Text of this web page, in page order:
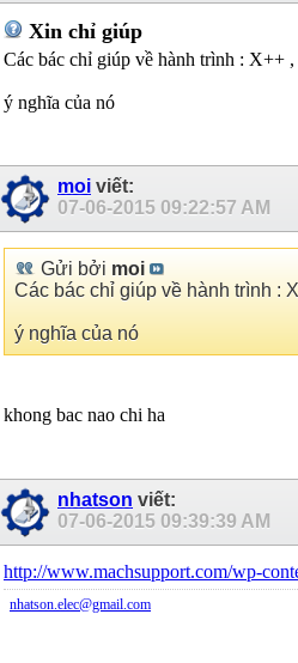
Xin chỉ giúp
Các bác chỉ giúp về hành trình : X++
ý nghĩa của nó
moi viết:
07-06-2015 09:22:57 AM
Gửi bởi moi
Các bác chỉ giúp về hành trình :
ý nghĩa của nó
khong bac nao chi ha
nhatson viết:
07-06-2015 09:39:39 AM
http://www.machsupport.com/wp-
nhatson.elec@gmail.com